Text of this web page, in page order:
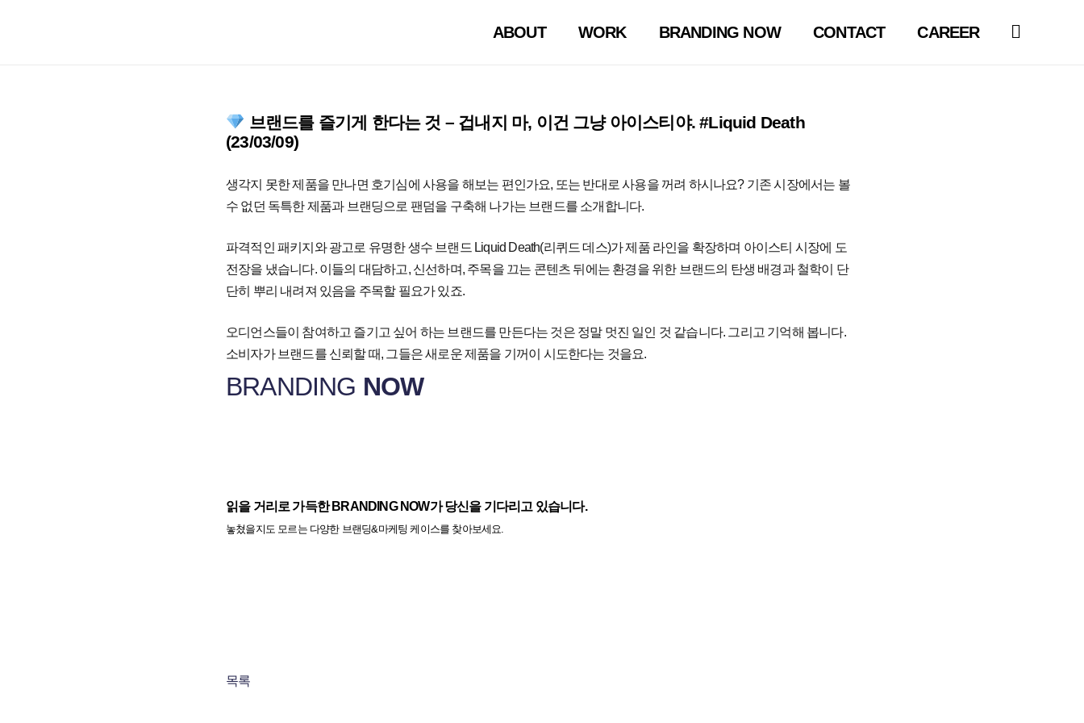
ABOUT WORK BRANDING NOW CONTACT CAREER
브랜드를 즐기게 한다는 것 – 겁내지 마, 이건 그냥 아이스티야. #Liquid Death
(23/03/09)
생각지 못한 제품을 만나면 호기심에 사용을 해보는 편인가요, 또는 반대로 사용을 꺼려 하시나요? 기존 시장에서는 볼
수 없던 독특한 제품과 브랜딩으로 팬덤을 구축해 나가는 브랜드를 소개합니다.
파격적인 패키지와 광고로 유명한 생수 브랜드 Liquid Death(리퀴드 데스)가 제품 라인을 확장하며 아이스티 시장에 도
전장을 냈습니다. 이들의 대담하고, 신선하며, 주목을 끄는 콘텐츠 뒤에는 환경을 위한 브랜드의 탄생 배경과 철학이 단
단히 뿌리 내려져 있음을 주목할 필요가 있죠.
오디언스들이 참여하고 즐기고 싶어 하는 브랜드를 만든다는 것은 정말 멋진 일인 것 같습니다. 그리고 기억해 봅니다.
소비자가 브랜드를 신뢰할 때, 그들은 새로운 제품을 기꺼이 시도한다는 것을요.
BRANDING NOW
읽을 거리로 가득한 BRANDING NOW가 당신을 기다리고 있습니다.
놓쳤을지도 모르는 다양한 브랜딩&마케팅 케이스를 찾아보세요.
목록